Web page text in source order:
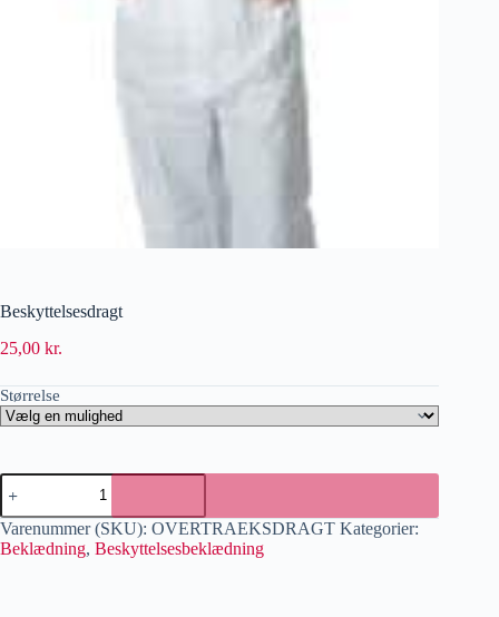
Beskyttelsesdragt
25,00 kr.
Størrelse
Varenummer (SKU): OVERTRAEKSDRAGT Kategorier:
Beklædning, Beskyttelsesbeklædning